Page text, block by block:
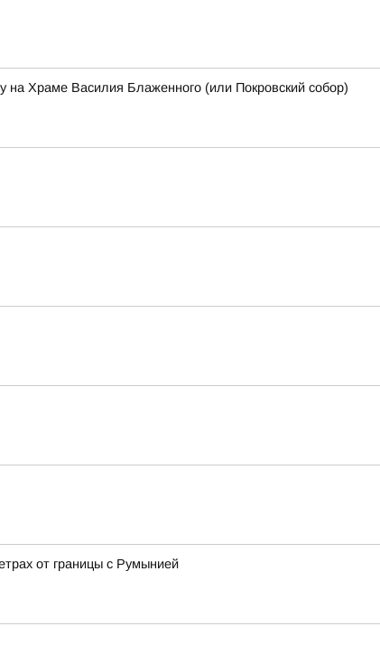
на Храме Василия Блаженного (или Покровский собор)
от границы с Румынией